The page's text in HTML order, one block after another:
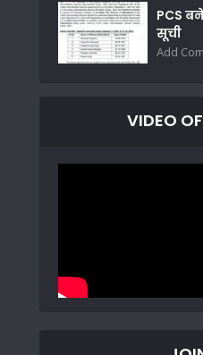
PCS
सूची
Add
VIDEO